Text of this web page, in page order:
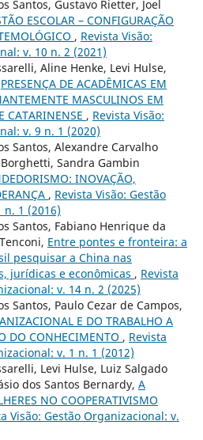
Santos, Gustavo Rietter, Joel
ESCOLAR – CONFIGURAÇÃO
, Revista Visão:
v. 10 n. 2 (2021)
Aline Henke, Levi Hulse,
PRESENÇA DE ACADÊMICAS EM
MASCULINOS EM
CATARINENSE , Revista Visão:
v. 9 n. 1 (2020)
Santos, Alexandre Carvalho
Sandra Gambin
INOVAÇÃO,
, Revista Visão: Gestão
1 (2016)
Santos, Fabiano Henrique da
Entre pontes e fronteira: a
pesquisar a China nas
jurídicas e econômicas , Revista
v. 14 n. 2 (2025)
Santos, Paulo Cezar de Campos,
E DO TRABALHO A
DO CONHECIMENTO , Revista
v. 1 n. 1 (2012)
Levi Hulse, Luiz Salgado
dos Santos Bernardy, A
NO COOPERATIVISMO
Visão: Gestão Organizacional: v.